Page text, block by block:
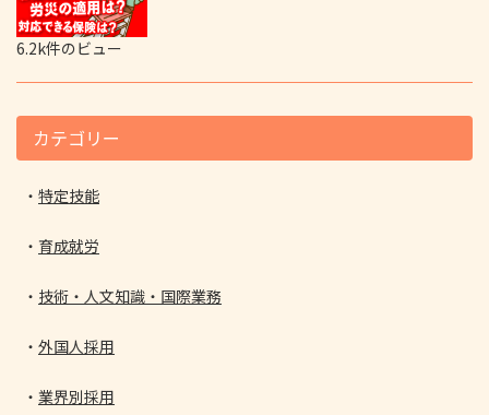
6.2k件のビュー
カテゴリー
特定技能
育成就労
技術・人文知識・国際業務
外国人採用
業界別採用